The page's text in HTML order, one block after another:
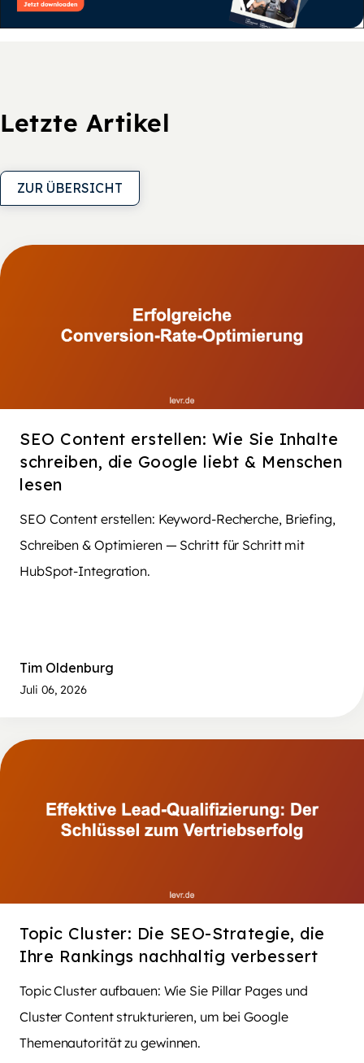
Letzte Artikel
ZUR ÜBERSICHT
SEO Content erstellen: Wie Sie Inhalte
schreiben, die Google liebt & Menschen
lesen
SEO Content erstellen: Keyword-Recherche, Briefing,
Schreiben & Optimieren — Schritt für Schritt mit
HubSpot-Integration.
Tim Oldenburg
Juli 06, 2026
Topic Cluster: Die SEO-Strategie, die
Ihre Rankings nachhaltig verbessert
Topic Cluster aufbauen: Wie Sie Pillar Pages und
Cluster Content strukturieren, um bei Google
Themenautorität zu gewinnen.